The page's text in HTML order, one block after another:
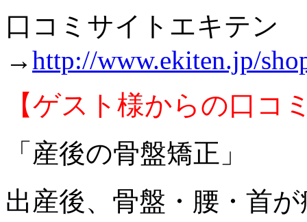
口コミサイトエキテン
→http://www.ekiten.jp/
【ゲスト様からの口コ
「産後の骨盤矯正」
出産後、骨盤・腰・首